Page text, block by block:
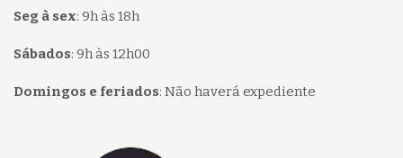
Seg à sex: 9h às 18h
Sábados: 9h às 12h00
Domingos e feriados: Não haverá expediente
Página inicial